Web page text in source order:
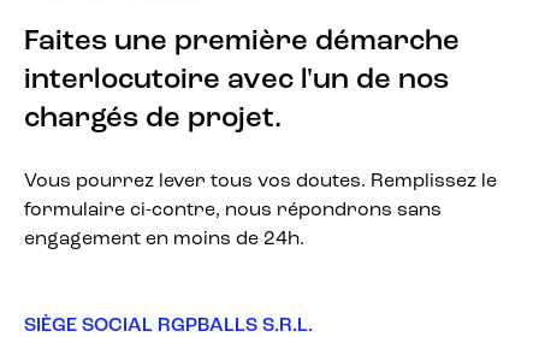
Faites une première démarche
interlocutoire avec l'un de nos
chargés de projet.
Vous pourrez lever tous vos doutes. Remplissez le
formulaire ci-contre, nous répondrons sans
engagement en moins de 24h.
SIÈGE SOCIAL RGPBALLS S.R.L.